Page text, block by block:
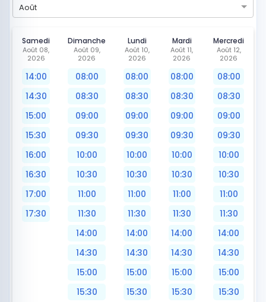
Août
Samedi
Août 08,
2026
14:00
14:30
15:00
15:30
16:00
16:30
17:00
17:30
Dimanche
Août 09,
2026
08:00
08:30
09:00
09:30
10:00
10:30
11:00
11:30
14:00
14:30
15:00
15:30
Lundi
Août 10,
2026
08:00
08:30
09:00
09:30
10:00
10:30
11:00
11:30
14:00
14:30
15:00
15:30
Mardi
Août 11,
2026
08:00
08:30
09:00
09:30
10:00
10:30
11:00
11:30
14:00
14:30
15:00
15:30
Mercredi
Août 12,
2026
08:00
08:30
09:00
09:30
10:00
10:30
11:00
11:30
14:00
14:30
15:00
15:30